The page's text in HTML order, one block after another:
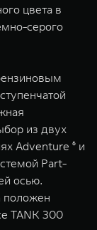
цвета в
серого
из двух
Adventure ⁶ и
Part-
осью.
положен
TANK 300